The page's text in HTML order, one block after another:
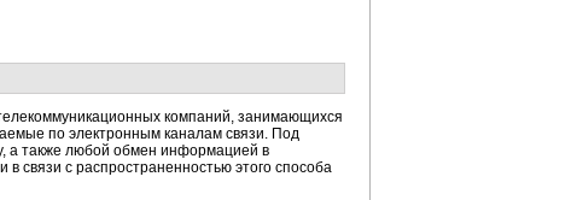
компаний, занимающихся
по электронным каналам связи. Под
а также любой обмен информацией в
связи с распространенностью этого способа